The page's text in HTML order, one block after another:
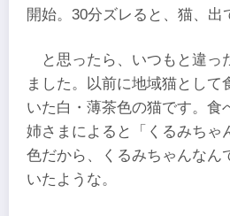
開始。30分ズレると、猫、出
と思ったら、いつもと違っ
ました。以前に地域猫として
いた白・薄茶色の猫です。食
姉さまによると「くるみちゃ
色だから、くるみちゃんなん
いたような。